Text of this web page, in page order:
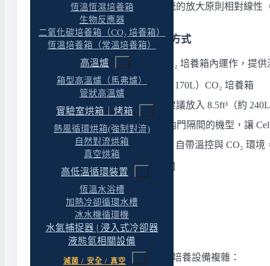
恆溫恆濕培養箱
生物反應器
二氧化碳培養箱（CO₂ 培養箱）
恆溫培養箱（常溫培養箱）
高溫爐
箱型高溫爐（馬弗爐）
管狀高溫爐
實驗室烘箱｜烤箱
熱風循環烘箱(強制對流)
自然對流烘箱
真空烘箱
高低溫循環裝置
恆溫水浴槽
加熱冷卻循環水槽
冰水機循環機
水氣捕捉器 | 浸入式冷卻器
液態氮相關設備
滅菌 / 安全 / 真空
線性放大優勢：潮汐式系統的放大原則相對線性
四、與 CO₂ 培養箱的搭配方式
桌上型 CelCradle 需要放在 CO₂ 培養箱內運作，提
批次培養：可放入 6ft³（約 170L）CO₂ 培養箱
灌流培養（perfusion）
：建議放入 8.5ft³（約
CO₂ 培養箱選購：建議帶內門隔間的機型，讓
TideXcell 與 CelCradle X
：自帶溫控與 CO₂ 環
詳細的 CO₂ 培養箱選購可參閱
二氧化碳培養箱
子分類頁。
五、設施配置與基礎設施
生物反應器的安裝環境較傳統培養設備複雜：